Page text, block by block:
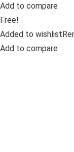
Add to compare
Free!
Added to
Add to compare